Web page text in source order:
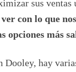
sus
con lo que
opciones más
Dooley, hay